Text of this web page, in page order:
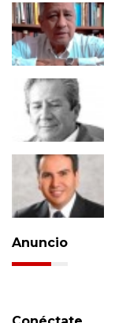
Anuncio